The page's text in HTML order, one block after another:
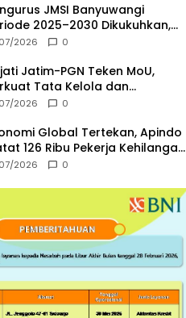
JMSI Banyuwangi
2025–2030 Dikukuhkan,
Peran Media dalam
2026 0
Jatim-PGN Teken MoU,
Tata Kelola dan
Hukum Infrastruktur
2026 0
Global Tertekan, Apindo
126 Ribu Pekerja Kehilangan
2026 0